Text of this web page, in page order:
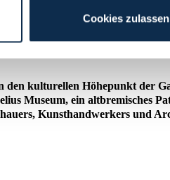
Cookies zulassen
kulturellen Höhepunkt der
Museum, ein altbremisches
Kunsthandwerkers und